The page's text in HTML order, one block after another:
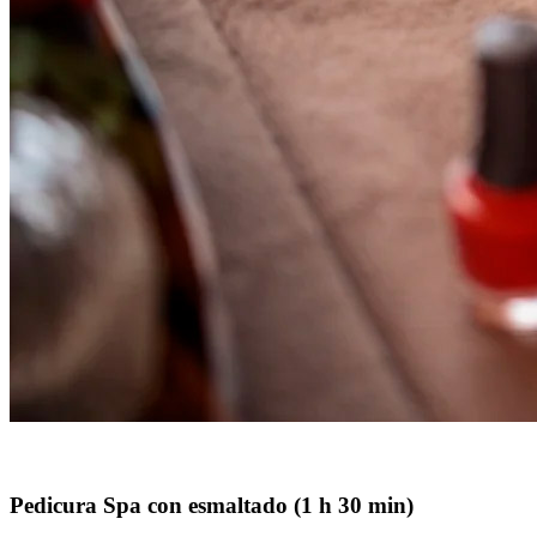
Pedicura Spa con esmaltado (1 h 30 min)